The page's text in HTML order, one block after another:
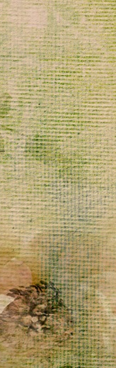
fine settimana!
sei sempre un
a te . Ti auguro una
casualmente ho dato
che volevo
tutto come prima ,
sulle immagini .....è un
nulla a riguardo, ma
Buonissima giornata
forte forte
del telaio